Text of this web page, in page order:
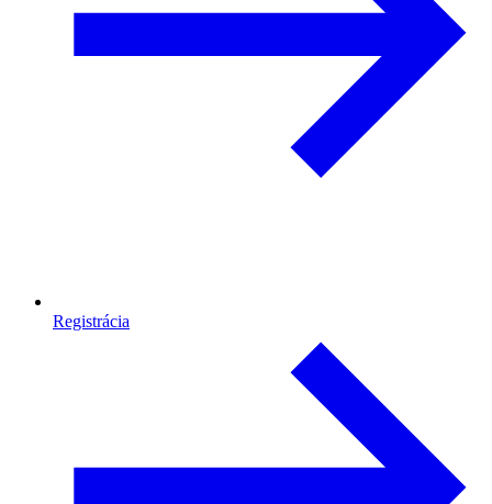
Registrácia